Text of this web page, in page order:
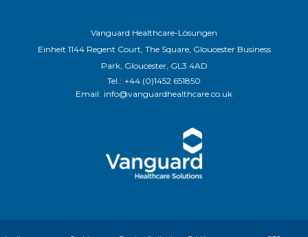
Vanguard Healthcare-Lösungen
Einheit 1144 Regent Court, The Square, Gloucester Business
Park, Gloucester, GL3 4AD
Tel.: +44 (0)1452 651850
Email: info@vanguardhealthcare.co.uk